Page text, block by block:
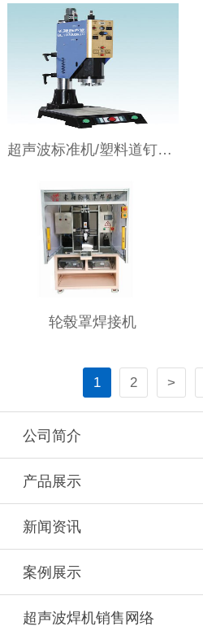
超声波标准机/塑料道钉反光片焊接机
轮毂罩焊接机
1 2 >
公司简介
产品展示
新闻资讯
案例展示
超声波焊机销售网络